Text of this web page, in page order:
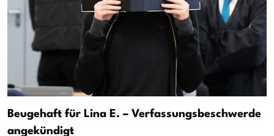
Beugehaft für Lina E. – Verfassungsbeschwerde
angekündigt